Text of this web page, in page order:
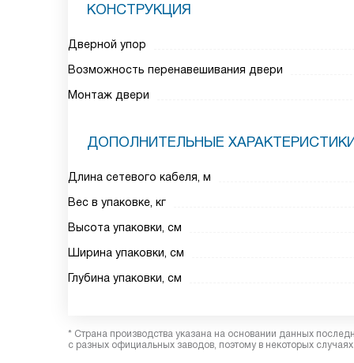
КОНСТРУКЦИЯ
Дверной упор
Возможность перенавешивания двери
Монтаж двери
ДОПОЛНИТЕЛЬНЫЕ ХАРАКТЕРИСТИКИ
Длина сетевого кабеля, м
Вес в упаковке, кг
Высота упаковки, см
Ширина упаковки, см
Глубина упаковки, см
* Страна производства указана на основании данных
с разных официальных заводов, поэтому в некоторых